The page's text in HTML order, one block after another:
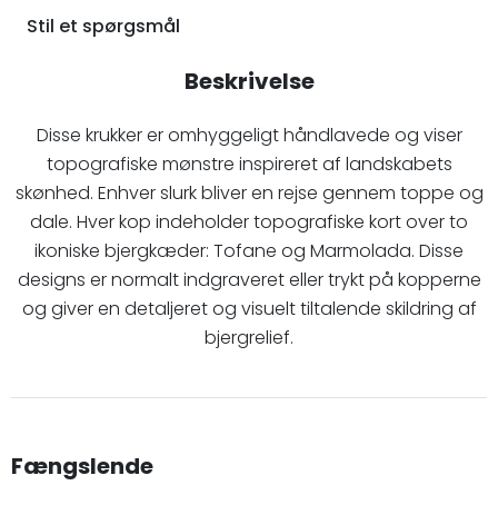
Stil et spørgsmål
Beskrivelse
Disse krukker er omhyggeligt håndlavede og viser
topografiske mønstre inspireret af landskabets
skønhed. Enhver slurk bliver en rejse gennem toppe og
dale. Hver kop indeholder topografiske kort over to
ikoniske bjergkæder: Tofane og Marmolada. Disse
designs er normalt indgraveret eller trykt på kopperne
og giver en detaljeret og visuelt tiltalende skildring af
bjergrelief.
Fængslende